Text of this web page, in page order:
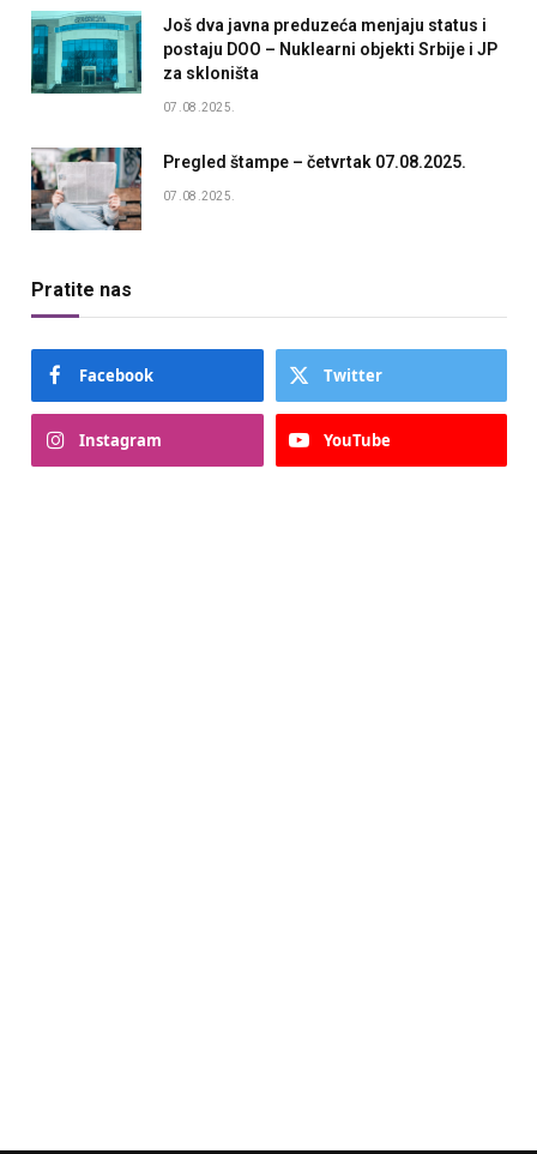
Još dva javna preduzeća menjaju status i
postaju DOO – Nuklearni objekti Srbije i JP
za skloništa
07.08.2025.
Pregled štampe – četvrtak 07.08.2025.
07.08.2025.
Pratite nas
Facebook Twitter
Instagram YouTube